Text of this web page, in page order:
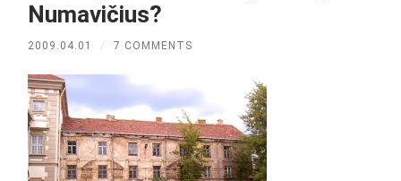
Numavičius?
2009.04.01 / 7 COMMENTS